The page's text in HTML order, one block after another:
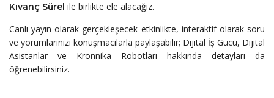
Kıvanç Sürel ile birlikte ele alacağız.
Canlı yayın olarak gerçekleşecek etkinlikte, interaktif olarak soru
ve yorumlarınızı konuşmacılarla paylaşabilir; Dijital İş Gücü, Dijital
Asistanlar ve Kronnika Robotları hakkında detayları da
öğrenebilirsiniz.